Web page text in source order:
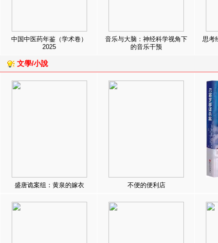
中国中医药年鉴（学术卷）
2025
音乐与大脑：神经科学视角下
的音乐干预
思考
文學/小說
盛唐诡案组：黄泉的嫁衣 不便的便利店